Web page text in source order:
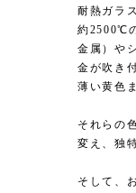
耐熱ガラ
約2500℃
金属）や
金が吹き
薄い黄色
それらの
変え、独
そして、